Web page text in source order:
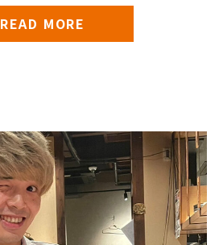
READ MORE